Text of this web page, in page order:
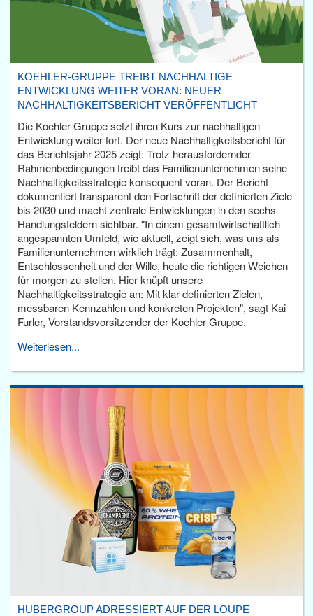
KOEHLER-GRUPPE TREIBT NACHHALTIGE
ENTWICKLUNG WEITER VORAN: NEUER
NACHHALTIGKEITSBERICHT VERÖFFENTLICHT
Die Koehler-Gruppe setzt ihren Kurs zur nachhaltigen
Entwicklung weiter fort. Der neue Nachhaltigkeitsbericht für
das Berichtsjahr 2025 zeigt: Trotz herausfordernder
Rahmenbedingungen treibt das Familienunternehmen seine
Nachhaltigkeitsstrategie konsequent voran. Der Bericht
dokumentiert transparent den Fortschritt der definierten Ziele
bis 2030 und macht zentrale Entwicklungen in den sechs
Handlungsfeldern sichtbar. "In einem gesamtwirtschaftlich
angespannten Umfeld, wie aktuell, zeigt sich, was uns als
Familienunternehmen wirklich trägt: Zusammenhalt,
Entschlossenheit und der Wille, heute die richtigen Weichen
für morgen zu stellen. Hier knüpft unsere
Nachhaltigkeitsstrategie an: Mit klar definierten Zielen,
messbaren Kennzahlen und konkreten Projekten", sagt Kai
Furler, Vorstandsvorsitzender der Koehler-Gruppe.
Weiterlesen...
HUBERGROUP ADRESSIERT AUF DER LOUPE